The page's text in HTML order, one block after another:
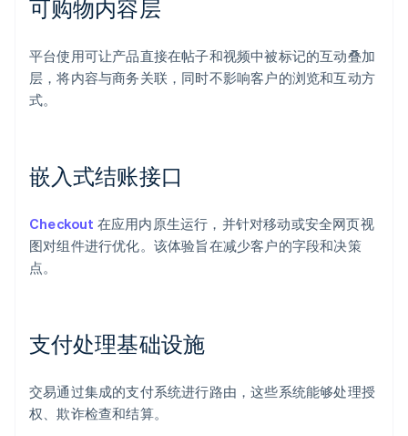
可购物内容层
平台使用可让产品直接在帖子和视频中被标记的互动叠加
层，将内容与商务关联，同时不影响客户的浏览和互动方
式。
嵌入式结账接口
Checkout 在应用内原生运行，并针对移动或安全网页视
图对组件进行优化。该体验旨在减少客户的字段和决策
点。
支付处理基础设施
交易通过集成的支付系统进行路由，这些系统能够处理授
权、欺诈检查和结算。